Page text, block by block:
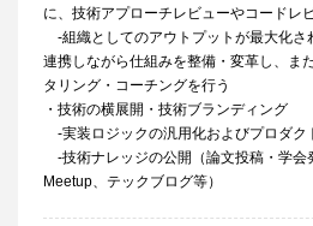
に、技術アプローチレビューやコードレ
-組織としてのアウトプットが最大化さ
連携しながら仕組みを整備・変革し、ま
タリング・コーチングを行う
・技術の横展開・技術ブランディング
-実装ロジックの汎用化およびプロダク
-技術ナレッジの公開（論文投稿・学会
Meetup、テックブログ等）